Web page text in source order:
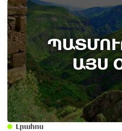
ԱՅՍ
7th of
Կառավարությունը
Հարավ
մեկնարկը․
Լրահոս